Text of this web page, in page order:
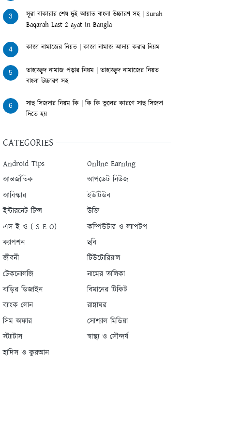
3
সূরা বাকারার শেষ দুই আয়াত বাংলা উচ্চারণ সহ | Surah
Baqarah Last 2 ayat in Bangla
4 কাজা নামাজের নিয়ত | কাজা নামাজ আদায় করার নিয়ম
5
তাহাজ্জুদ নামাজ পড়ার নিয়ম | তাহাজ্জুদ নামাজের নিয়ত
বাংলা উচ্চারণ সহ
6
সাহু সিজদার নিয়ম কি | কি কি ভুলের কারণে সাহু সিজদা
দিতে হয়
CATEGORIES
Android Tips
Online Earning
আন্তর্জাতিক
আপডেট নিউজ
আবিস্কার
ইউটিউব
ইন্টারনেট টিপ্স
উক্তি
এস ই ও ( S E O)
কম্পিউটার ও ল্যাপটপ
ক্যাপশন
ছবি
জীবনী
টিউটোরিয়াল
টেকনোলজি
নামের তালিকা
বাড়ির ডিজাইন
বিমানের টিকিট
ব্যাংক লোন
রান্নাঘর
সিম অফার
সোশ্যাল মিডিয়া
স্ট্যাটাস
স্বাস্থ্য ও সৌন্দর্য
হাদিস ও কুরআন